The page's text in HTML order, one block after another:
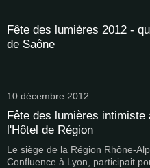
Fête des lumières 2012 -
de Saône
10 décembre 2012
Fête des lumières intimiste
l'Hôtel de Région
Le siège de la Région Rhône-
Confluence à Lyon, participait